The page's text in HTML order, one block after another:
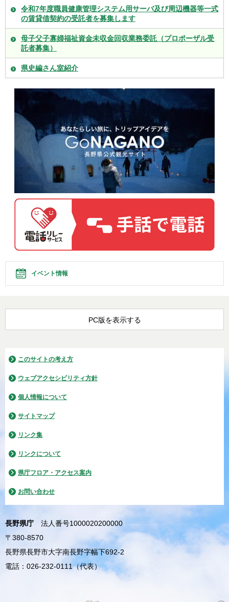
令和7年度職員健康管理システム用サーバ及び周辺機器等一式
の賃貸借契約の受託者を募集します
母子父子寡婦福祉資金未収金回収業務委託（プロポーザル受
託者募集）
県史編さん室紹介
イベント情報
PC版を表示する
このサイトの考え方
ウェブアクセシビリティ方針
個人情報について
サイトマップ
リンク集
リンクについて
県庁フロア・アクセス案内
お問い合わせ
長野県庁
法人番号1000020200000
〒380-8570
長野県長野市大字南長野字幅下692-2
電話：026-232-0111（代表）